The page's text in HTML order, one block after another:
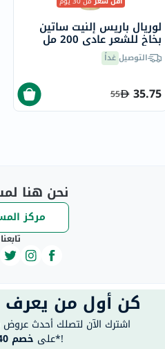
لوريال باريس إلنيت ساتين
بخاخ للشعر عادي 200 مل
التوصيلغداً
35.75
55
نحن هنا
مركز
تابعنا
كن أول من يعرف
اشترك الآن لتصلك أحدث عروض
على خصم 40٪ على طلبك الأول مباشرةً*!